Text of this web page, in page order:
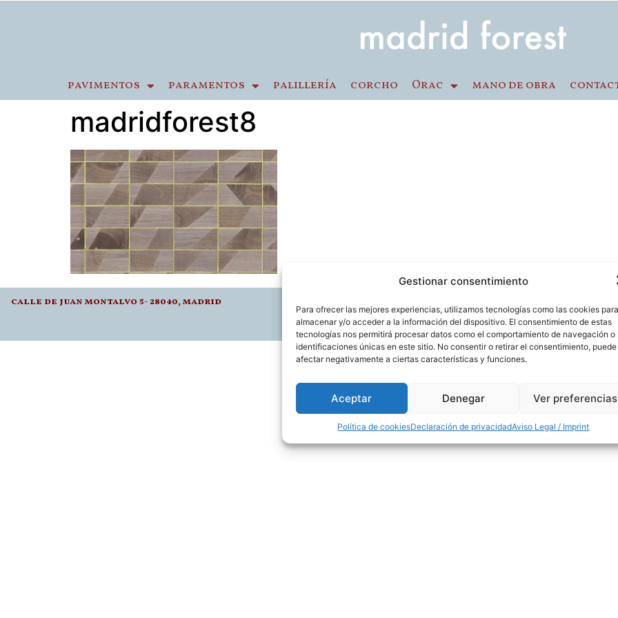
Gestionar consentimiento
Para ofrecer las mejores experiencias, utilizamos tecnologías como las cookies para
almacenar y/o acceder a la información del dispositivo. El consentimiento de estas
tecnologías nos permitirá procesar datos como el comportamiento de navegación o
identificaciones únicas en este sitio. No consentir o retirar el consentimiento, puede
afectar negativamente a ciertas características y funciones.
Aceptar Denegar Ver preferencias
Política de cookiesDeclaración de privacidadAviso Legal / Imprint
pavimentos paramentos palillería corcho Orac mano de obra
madridforest8
calle de juan montalvo 5- 28040, madrid